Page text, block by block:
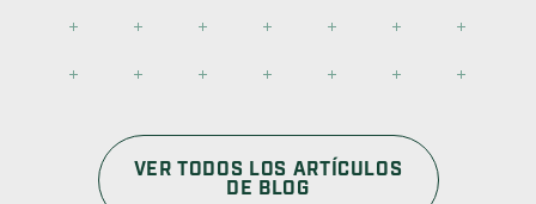
VER TODOS LOS ARTÍCULOS
DE BLOG